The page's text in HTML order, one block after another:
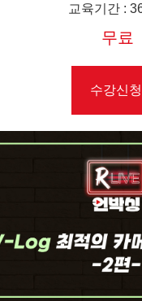
영상촬영 프로
교육기간:
무료
수강신청